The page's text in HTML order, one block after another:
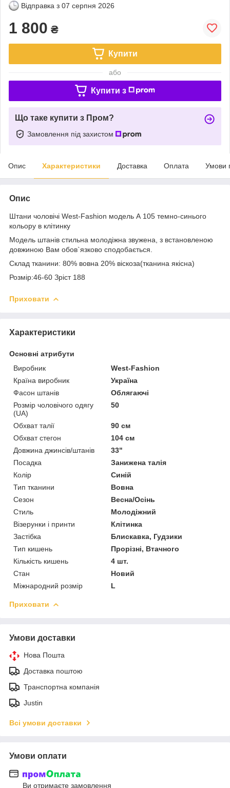
Відправка з 07 серпня 2026
1 800 ₴
Купити
або
Купити з
Що таке купити з Пром?
Замовлення під захистом
Опис Характеристики Доставка Оплата Умови
Опис
Штани чоловічі West-Fashion модель А 105 темно-синього
кольору в клітинку
Модель штанів стильна молодіжна звужена, з встановленою
довжиною Вам обов`язково сподобається.
Склад тканини: 80% вовна 20% віскоза(тканина якісна)
Розмір:46-60 Зріст 188
Приховати
Характеристики
Основні атрибути
Виробник
West-Fashion
Країна виробник
Україна
Фасон штанів
Облягаючі
Розмір чоловічого одягу
(UA)
50
Обхват талії
90 см
Обхват стегон
104 см
Довжина джинсів/штанів
33"
Посадка
Занижена талія
Колір
Синій
Тип тканини
Вовна
Сезон
Весна/Осінь
Стиль
Молодіжний
Візерунки і принти
Клітинка
Застібка
Блискавка, Гудзики
Тип кишень
Прорізні, Втачного
Кількість кишень
4 шт.
Стан
Новий
Міжнародний розмір
L
Приховати
Умови доставки
Нова Пошта
Доставка поштою
Транспортна компанія
Justin
Всі умови доставки
Умови оплати
Ви отримаєте замовлення